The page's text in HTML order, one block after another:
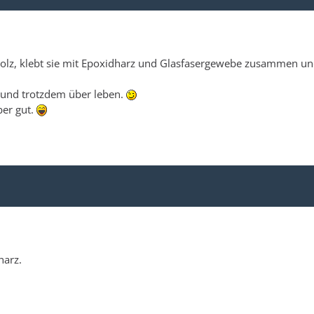
klebt sie mit Epoxidharz und Glasfasergewebe zusammen
trotzdem über leben.
gut.